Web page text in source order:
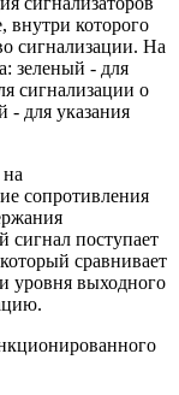
внутри которого
сигнализации. На
зеленый - для
сигнализации о
- для указания
сопротивления
сигнал поступает
сравнивает
уровня выходного